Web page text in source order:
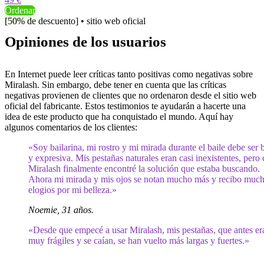
Ordenar
[50% de descuento] • sitio web oficial
Opiniones de los usuarios
En Internet puede leer críticas tanto positivas como negativas sobre
Miralash. Sin embargo, debe tener en cuenta que las críticas
negativas provienen de clientes que no ordenaron desde el sitio web
oficial del fabricante. Estos testimonios te ayudarán a hacerte una
idea de este producto que ha conquistado el mundo. Aquí hay
algunos comentarios de los clientes:
«Soy bailarina, mi rostro y mi mirada durante el baile debe ser
y expresiva. Mis pestañas naturales eran casi inexistentes, pero
Miralash finalmente encontré la solución que estaba buscando.
Ahora mi mirada y mis ojos se notan mucho más y recibo
elogios por mi belleza.»
Noemie, 31 años.
«Desde que empecé a usar Miralash, mis pestañas, que antes
muy frágiles y se caían, se han vuelto más largas y fuertes.»